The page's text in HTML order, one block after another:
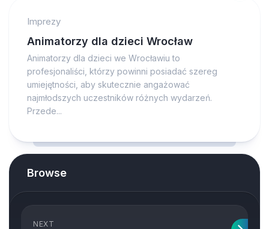
Imprezy
Animatorzy dla dzieci Wrocław
Animatorzy dla dzieci we Wrocławiu to
profesjonaliści, którzy powinni posiadać szereg
umiejętności, aby skutecznie angażować
najmłodszych uczestników różnych wydarzeń.
Przede...
Browse
NEXT